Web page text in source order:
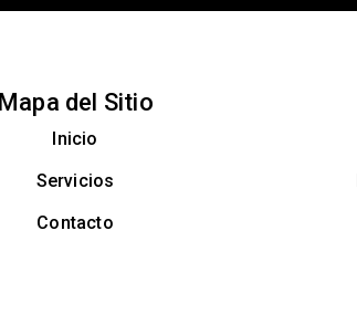
Mapa del Sitio
Inicio
Servicios
Contacto